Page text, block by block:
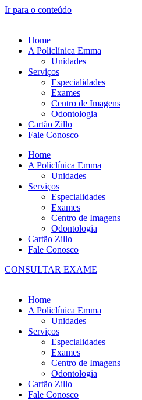
Ir para o conteúdo
Home
A Policlínica Emma
Unidades
Serviços
Especialidades
Exames
Centro de Imagens
Odontologia
Cartão Zillo
Fale Conosco
Home
A Policlínica Emma
Unidades
Serviços
Especialidades
Exames
Centro de Imagens
Odontologia
Cartão Zillo
Fale Conosco
CONSULTAR EXAME
Home
A Policlínica Emma
Unidades
Serviços
Especialidades
Exames
Centro de Imagens
Odontologia
Cartão Zillo
Fale Conosco